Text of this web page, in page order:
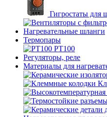
Гигростаты для
Нагревательные шланги
Термопары
PT100
Регуляторы, реле
Материалы для